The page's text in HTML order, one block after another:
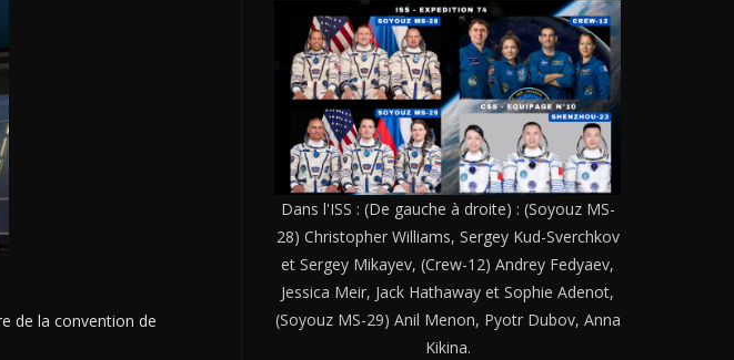
de la convention de
Dans l'ISS : (De gauche à droite) : (Soyouz MS-
28) Christopher Williams, Sergey Kud-Sverchkov
et Sergey Mikayev, (Crew-12) Andrey Fedyaev,
Jessica Meir, Jack Hathaway et Sophie Adenot,
(Soyouz MS-29) Anil Menon, Pyotr Dubov, Anna
Kikina.